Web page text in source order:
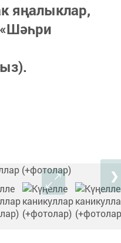
яңалыклар,
❯